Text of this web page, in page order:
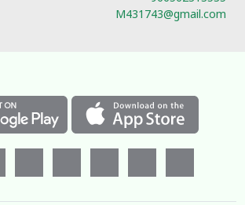
M431743@gmail.com